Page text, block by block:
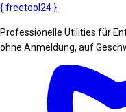
{freetool 24 }
Professionelle Utilities für
ohne Anmeldung, auf